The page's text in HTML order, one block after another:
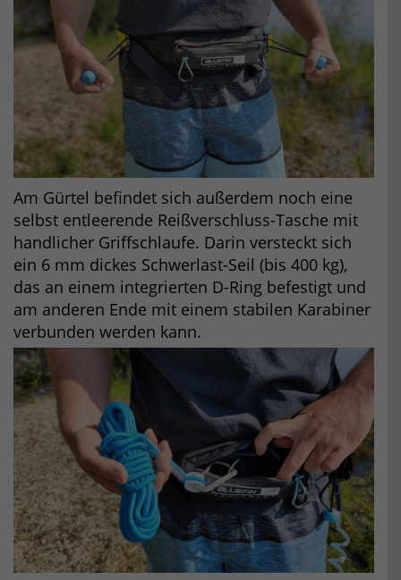
Am Gürtel befindet sich außerdem noch eine
selbst entleerende Reißverschluss-Tasche mit
handlicher Griffschlaufe. Darin versteckt sich
ein 6 mm dickes Schwerlast-Seil (bis 400 kg),
das an einem integrierten D-Ring befestigt und
am anderen Ende mit einem stabilen Karabiner
verbunden werden kann.